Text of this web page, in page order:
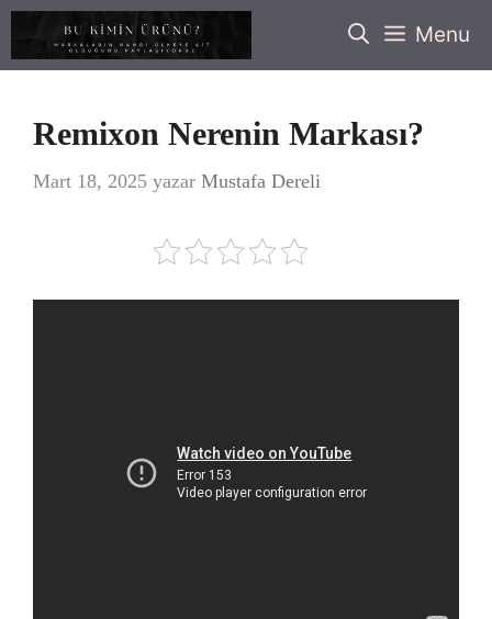
İçeriğe
Menu
Remixon Nerenin Markası?
Mart 18, 2025 yazar Mustafa Dereli